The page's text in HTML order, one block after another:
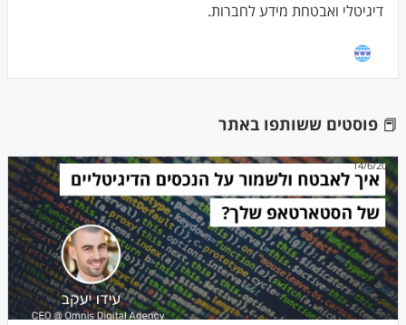
דיגיטלי ואבטחת מידע לחברות.
📕 פוסטים ששותפו באתר
14/6/2020